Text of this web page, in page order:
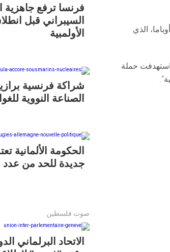
الذي
حملة
فرنسا ترفع جاهزية
السيبراني قبل
الأولمبية
شراكة فرنسية
الصناعة النووية
الحكومة الألمانية
جديدة للحد من عدد
صوت فلسطين
الاتحاد البرلماني